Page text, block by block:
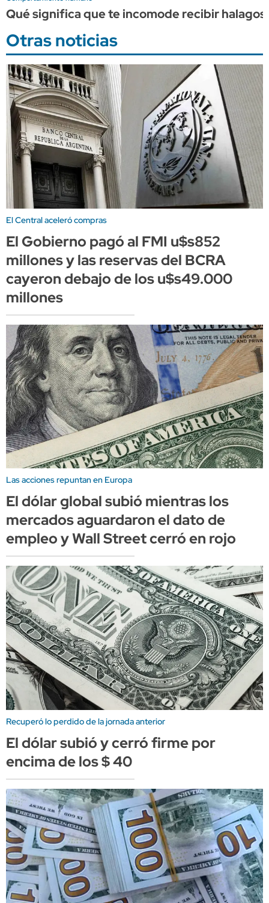
Qué significa que te incomode recibir
Otras noticias
El Central aceleró compras
El Gobierno pagó al FMI u$s852
millones y las reservas del BCRA
cayeron debajo de los u$s49.000
millones
Las acciones repuntan en Europa
El dólar global subió mientras los
mercados aguardaron el dato de
empleo y Wall Street cerró en rojo
Recuperó lo perdido de la jornada anterior
El dólar subió y cerró firme por
encima de los $ 40